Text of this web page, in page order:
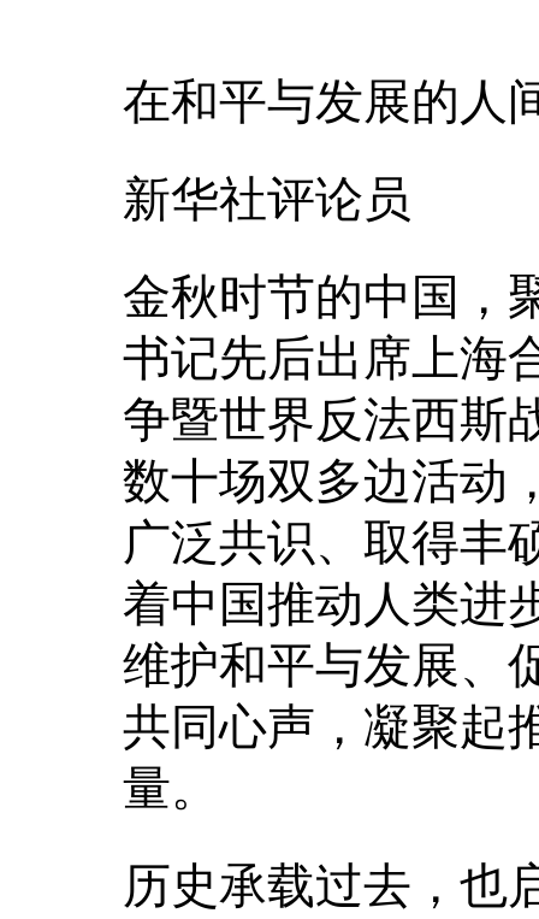
在和平与发展的人
新华社评论员
金秋时节的中国，
书记先后出席上海
争暨世界反法西斯
数十场双多边活动
广泛共识、取得丰
着中国推动人类进
维护和平与发展、
共同心声，凝聚起
量。
历史承载过去，也